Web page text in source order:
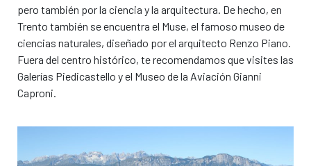
pero también por la ciencia y la arquitectura. De hecho, en
Trento también se encuentra el Muse, el famoso museo de
ciencias naturales, diseñado por el arquitecto Renzo Piano.
Fuera del centro histórico, te recomendamos que visites las
Galerías Piedicastello y el Museo de la Aviación Gianni
Caproni.